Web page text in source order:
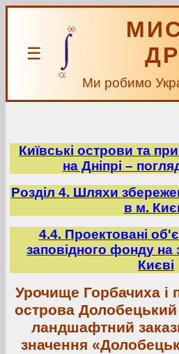
☰
Ми робимо
Київські острови та
на Дніпрі –
Розділ 4. Шляхи
в м.
4.4. Проектовані
заповідного фонду на
Києві
Урочище Горбачиха і
острова
ландшафтний
значення